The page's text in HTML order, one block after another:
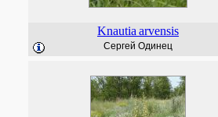
Knautia arvensis
Сергей Одинец